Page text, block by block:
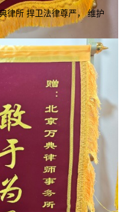
律所 捍卫法律尊严， 维护